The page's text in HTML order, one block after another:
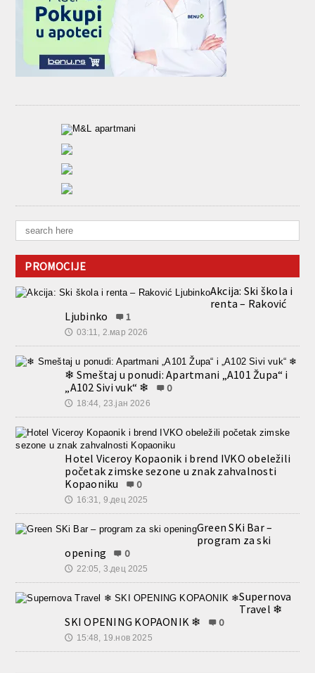
PROMOCIJE
Akcija: Ski škola i
renta – Raković
Ljubinko
1
🕔 03:11, 2.мар 2026
❄ Smeštaj u ponudi: Apartmani „A101 Župa“ i
„A102 Sivi vuk“ ❄
0
🕔 18:44, 23.јан 2026
Hotel Viceroy Kopaonik i brend IVKO obeležili
početak zimske sezone u znak zahvalnosti
Kopaoniku
0
🕔 16:31, 9.дец 2025
Green SKi Bar –
program za ski
opening
0
🕔 22:05, 3.дец 2025
Supernova
Travel ❄
SKI OPENING KOPAONIK ❄
0
🕔 15:48, 19.нов 2025